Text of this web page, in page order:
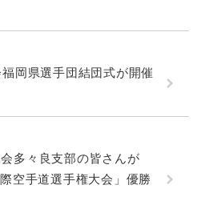
岡県選手団結団式が開催
多々良支部の皆さんが
空手道選手権大会」優勝